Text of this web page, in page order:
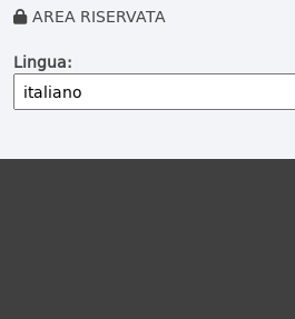
AREA RISERVATA
Lingua